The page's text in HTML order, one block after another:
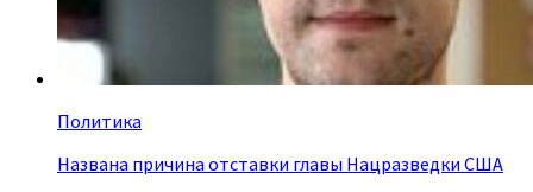
Политика
Названа причина отставки главы Нацразведки США